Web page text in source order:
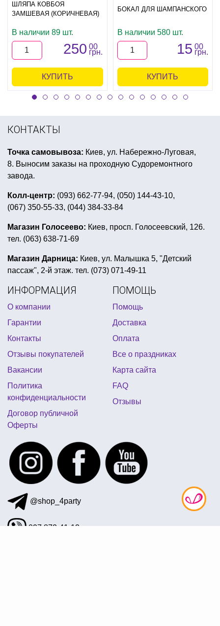
ШЛЯПА КОВБОЯ
ЗАМШЕВАЯ (КОРИЧНЕВАЯ)
В наличии 89 шт.
250 00
грн.
КУПИТЬ
БОКАЛ ДЛЯ ШАМПАНСКОГО
В наличии 580 шт.
15 00
грн.
КУПИТЬ
КОНТАКТЫ
Точка самовывоза: Киев, ул. Набережно-Луговая,
8. Выносим заказы на проходную Судоремонтного
завода.
Колл-центр: (093) 662-77-94, (050) 144-43-10,
(067) 350-55-33, (044) 384-33-84
Магазин Голосеево: Киев, просп. Голосеевский, 126.
тел. (063) 638-71-69
Магазин Дарница: Киев, ул. Малышка 5, "Детский
пассаж", 2-й этаж. тел. (073) 071-49-11
ИНФОРМАЦИЯ
О компании
Гарантии
Контакты
Отзывы покупателей
Вакансии
Политика
конфиденциальности
Договор публичной
Оферты
ПОМОЩЬ
Помощь
Доставка
Оплата
Все о праздниках
Карта сайта
FAQ
Отзывы
@shop_4party
097 872-41-12